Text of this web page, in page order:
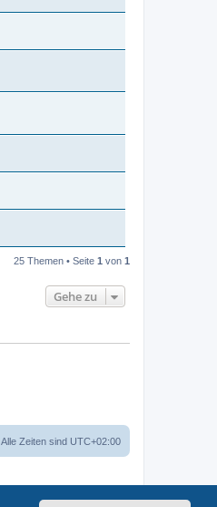
25 Themen • Seite 1 von 1
Gehe zu
Alle Zeiten sind UTC+02:00